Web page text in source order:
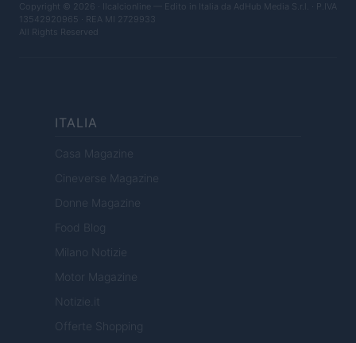
Copyright © 2026 · Ilcalcionline — Edito in Italia da AdHub Media S.r.l. · P.IVA
13542920965 · REA MI 2729933
All Rights Reserved
ITALIA
Casa Magazine
Cineverse Magazine
Donne Magazine
Food Blog
Milano Notizie
Motor Magazine
Notizie.it
Offerte Shopping